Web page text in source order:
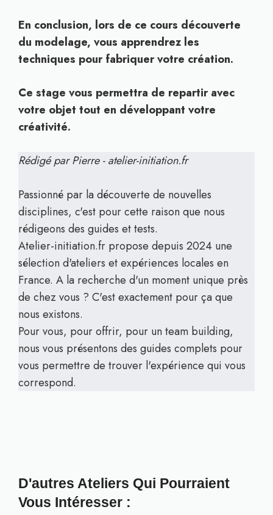
En conclusion, lors de ce cours découverte
du modelage, vous apprendrez les
techniques pour fabriquer votre création.
Ce stage vous permettra de repartir avec
votre objet tout en développant votre
créativité.
Rédigé par Pierre - atelier-initiation.fr
Passionné par la découverte de nouvelles
disciplines, c'est pour cette raison que nous
rédigeons des guides et tests.
Atelier-initiation.fr propose depuis 2024 une
sélection d'ateliers et expériences locales en
France. A la recherche d'un moment unique près
de chez vous ? C'est exactement pour ça que
nous existons.
Pour vous, pour offrir, pour un team building,
nous vous présentons des guides complets pour
vous permettre de trouver l'expérience qui vous
correspond.
D'autres Ateliers Qui Pourraient
Vous Intéresser :